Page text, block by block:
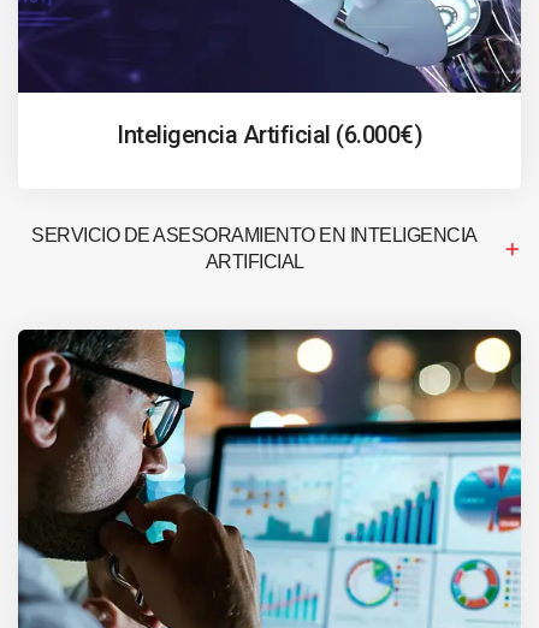
Inteligencia Artificial (6.000€)
SERVICIO DE ASESORAMIENTO EN INTELIGENCIA
ARTIFICIAL